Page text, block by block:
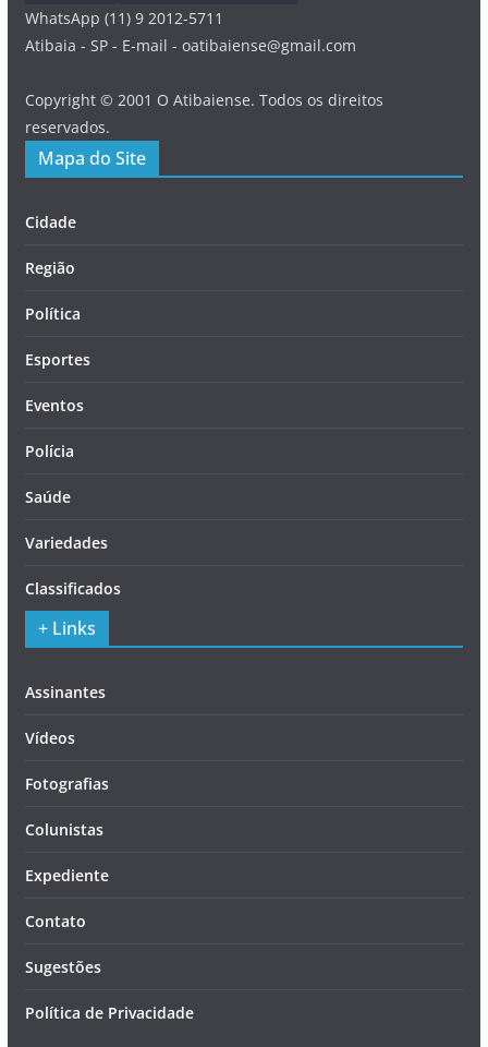
WhatsApp (11) 9 2012-5711
Atibaia - SP - E-mail - oatibaiense@gmail.com
Copyright © 2001 O Atibaiense. Todos os direitos
reservados.
Mapa do Site
Cidade
Região
Política
Esportes
Eventos
Polícia
Saúde
Variedades
Classificados
+ Links
Assinantes
Vídeos
Fotografias
Colunistas
Expediente
Contato
Sugestões
Política de Privacidade